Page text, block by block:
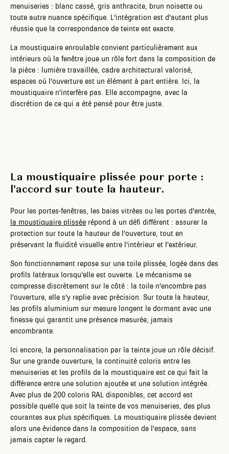
menuiseries : blanc cassé, gris anthracite, brun noisette ou
toute autre nuance spécifique. L'intégration est d'autant plus
réussie que la correspondance de teinte est exacte.
La moustiquaire enroulable convient particulièrement aux
intérieurs où la fenêtre joue un rôle fort dans la composition de
la pièce : lumière travaillée, cadre architectural valorisé,
espaces où l'ouverture est un élément à part entière. Ici, la
moustiquaire n'interfère pas. Elle accompagne, avec la
discrétion de ce qui a été pensé pour être juste.
La moustiquaire plissée pour porte :
l'accord sur toute la hauteur.
Pour les portes-fenêtres, les baies vitrées ou les portes d'entrée,
la moustiquaire plissée répond à un défi différent : assurer la
protection sur toute la hauteur de l'ouverture, tout en
préservant la fluidité visuelle entre l'intérieur et l'extérieur.
Son fonctionnement repose sur une toile plissée, logée dans des
profils latéraux lorsqu'elle est ouverte. Le mécanisme se
compresse discrètement sur le côté : la toile n'encombre pas
l'ouverture, elle s'y replie avec précision. Sur toute la hauteur,
les profils aluminium sur mesure longent le dormant avec une
finesse qui garantit une présence mesurée, jamais
encombrante.
Ici encore, la personnalisation par la teinte joue un rôle décisif.
Sur une grande ouverture, la continuité coloris entre les
menuiseries et les profils de la moustiquaire est ce qui fait la
différence entre une solution ajoutée et une solution intégrée.
Avec plus de 200 coloris RAL disponibles, cet accord est
possible quelle que soit la teinte de vos menuiseries, des plus
courantes aux plus spécifiques. La moustiquaire plissée devient
alors une évidence dans la composition de l'espace, sans
jamais capter le regard.